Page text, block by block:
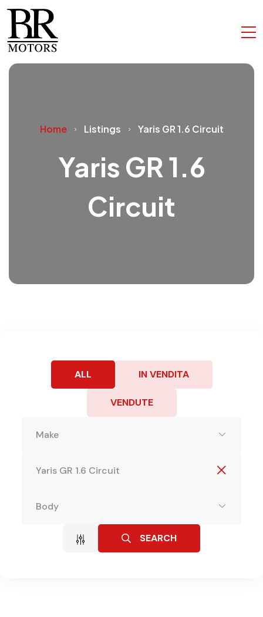
Home Listings Yaris GR 1.6 Circuit
Yaris GR 1.6
Circuit
ALL IN VENDITA
VENDUTE
Make
Yaris GR 1.6 Circuit
Body
SEARCH